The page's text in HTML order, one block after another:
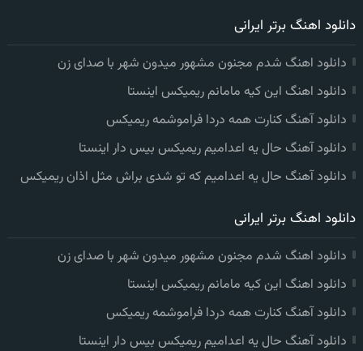
دانلود اهنگ برتر ایرانی
دانلود اهنگ شدم مجنون مشهور میدون شهر با صدای زن
دانلود اهنگ این کیه مامانم ریمیکس اینستا
دانلود آهنگ کنارت همه دردا فراموشمه ریمیکس
دانلود آهنگ حال یه اعدامیم ریمیکس بیس دار اینستا
دانلود آهنگ حال یه اعدامیم که تو شدی براش مثل اذان ریمیکس
دانلود اهنگ برتر ایرانی
دانلود اهنگ شدم مجنون مشهور میدون شهر با صدای زن
دانلود اهنگ این کیه مامانم ریمیکس اینستا
دانلود آهنگ کنارت همه دردا فراموشمه ریمیکس
دانلود آهنگ حال یه اعدامیم ریمیکس بیس دار اینستا